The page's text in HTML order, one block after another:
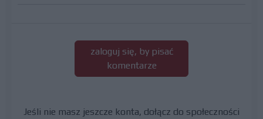
zaloguj się, by pisać
komentarze
Jeśli nie masz jeszcze konta, dołącz do społeczności